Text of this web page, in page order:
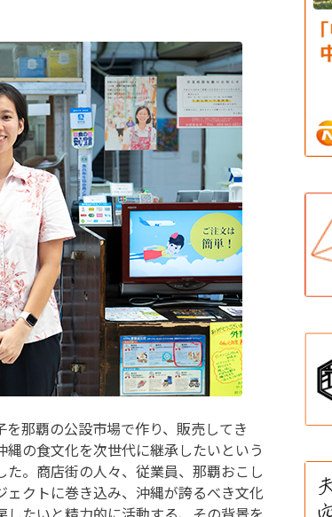
那覇の公設市場で作り、販売してき
の食文化を次世代に継承したいという
。商店街の人々、従業員、那覇おこし
クトに巻き込み、沖縄が誇るべき文化